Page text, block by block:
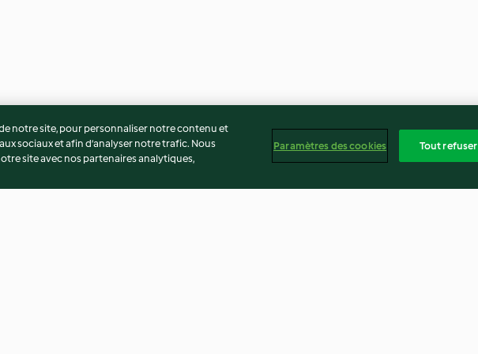
notre site, pour personnaliser notre contenu et
sociaux et afin d’analyser notre trafic. Nous
site avec nos partenaires analytiques,
Paramètres des cookies Tout refuser